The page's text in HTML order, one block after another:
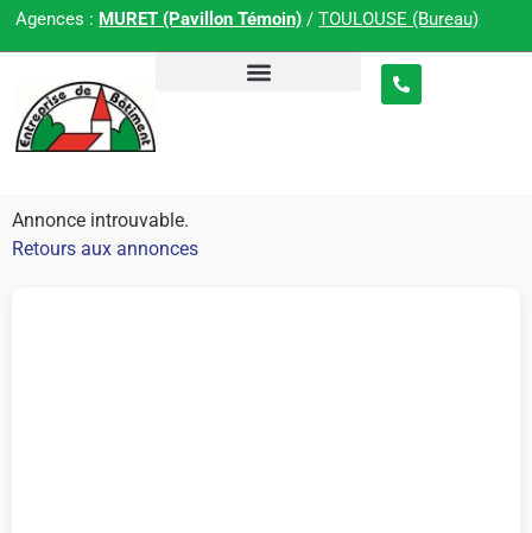
Agences : MURET (Pavillon Témoin) /TOULOUSE (Bureau)
Annonce introuvable.
Retours aux annonces